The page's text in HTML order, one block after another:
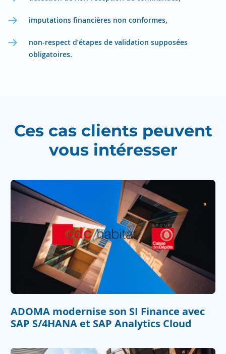
imputations financières non conformes,
non-respect d’étapes de validation supposées
obligatoires.
Ces cas clients peuvent
vous intéresser
ADOMA modernise son SI Finance avec
SAP S/4HANA et SAP Analytics Cloud